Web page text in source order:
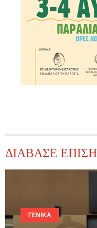
ΔΙΑΒΑΣΕ
ΓΕΝΙΚΆ